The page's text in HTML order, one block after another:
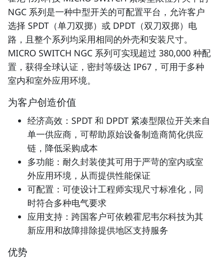
NGC 系列是一种中型开关的可配置平台，允许客户
选择 SPDT（单刀双掷）或 DPDT（双刀双掷）电
路，且整个系列均采用相同的外壳和安装尺寸。
MICRO SWITCH NGC 系列可实现超过 380,000 种配
置，获得全球认证，密封等级达 IP67，可用于多种
室内和室外应用环境。
为客户创造价值
经济高效：SPDT 和 DPDT 紧凑型限位开关来自
单一供应商，可帮助原始设备制造商简化供应
链，降低采购成本
多功能：耐久封装使其可用于严苛的室内或室
外应用环境，从而提供性能保证
可配置：可使设计工程师实现尺寸标准化，同
时符合多种电气要求
应用支持：跨国客户可依赖霍尼韦尔科技为其
新应用和故障排除提供地区支持服务
优势